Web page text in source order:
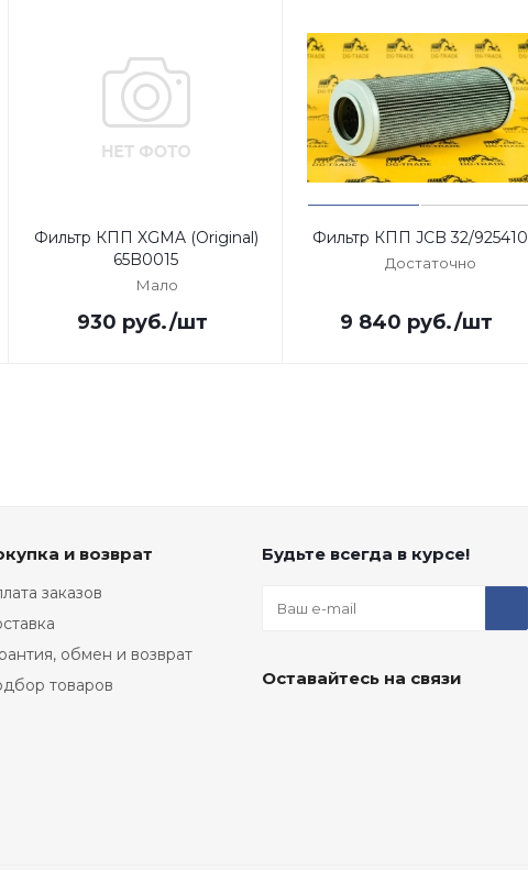
Фильтр КПП XGMA (Original)
65B0015
Мало
930 руб./шт
Фильтр КПП JCB 32/925410
Достаточно
9 840 руб./шт
и возврат
заказов
обмен и возврат
товаров
Будьте всегда в курсе!
Оставайтесь на связи